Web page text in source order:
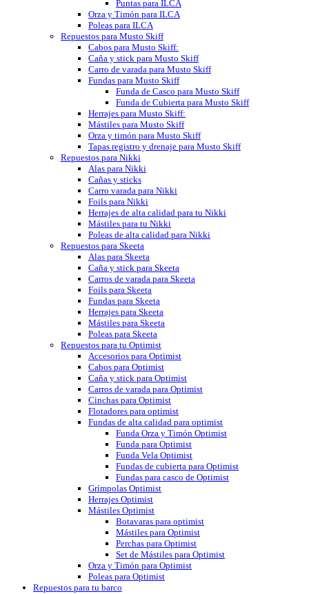
Puntas para ILCA
Orza y Timón para ILCA
Poleas para ILCA
Repuestos para Musto Skiff
Cabos para Musto Skiff:
Caña y stick para Musto Skiff
Carro de varada para Musto Skiff
Fundas para Musto Skiff
Funda de Casco para Musto Skiff
Funda de Cubierta para Musto Skiff
Herrajes para Musto Skiff:
Mástiles para Musto Skiff
Orza y timón para Musto Skiff
Tapas registro y drenaje para Musto Skiff
Repuestos para Nikki
Alas para Nikki
Cañas y sticks
Carro varada para Nikki
Foils para Nikki
Herrajes de alta calidad para tu Nikki
Mástiles para tu Nikki
Poleas de alta calidad para Nikki
Repuestos para Skeeta
Alas para Skeeta
Caña y stick para Skeeta
Carros de varada para Skeeta
Foils para Skeeta
Fundas para Skeeta
Herrajes para Skeeta
Mástiles para Skeeta
Poleas para Skeeta
Repuestos para tu Optimist
Accesorios para Optimist
Cabos para Optimist
Caña y stick para Optimist
Carros de varada para Optimist
Cinchas para Optimist
Flotadores para optimist
Fundas de alta calidad para optimist
Funda Orza y Timón Optimist
Funda para Optimist
Funda Vela Optimist
Fundas de cubierta para Optimist
Fundas para casco de Optimist
Grímpolas Optimist
Herrajes Optimist
Mástiles Optimist
Botavaras para optimist
Mástiles para Optimist
Perchas para Optimist
Set de Mástiles para Optimist
Orza y Timón para Optimist
Poleas para Optimist
Repuestos para tu barco